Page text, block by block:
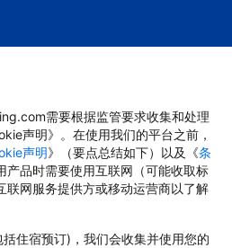
需要根据监管要求收集和处理
声明》。在使用我们的平台之前，
声明》（要点总结如下）以及《条
产品时需要使用互联网（可能收取标
联网服务提供方或移动运营商以了解
住宿预订)，我们会收集并使用您的